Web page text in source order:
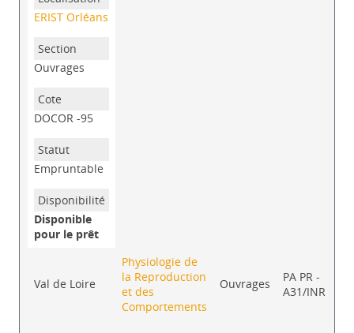
ERIST Orléans
Ouvrages
DOCOR -95
Empruntable
Disponible
pour le prêt
Val de Loire
Physiologie de
la Reproduction
et des
Comportements
Ouvrages
PA PR -
A31/INR